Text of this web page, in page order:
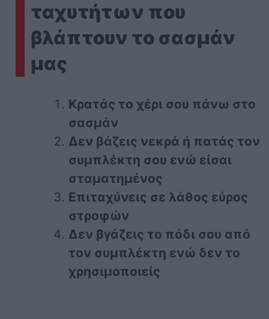
ταχυτήτων που
βλάπτουν το σασμάν
μας
Κρατάς το χέρι σου πάνω στο
σασμάν
Δεν βάζεις νεκρά ή πατάς τον
συμπλέκτη σου ενώ είσαι
σταματημένος
Επιταχύνεις σε λάθος εύρος
στροφών
Δεν βγάζεις το πόδι σου από
τον συμπλέκτη ενώ δεν το
χρησιμοποιείς